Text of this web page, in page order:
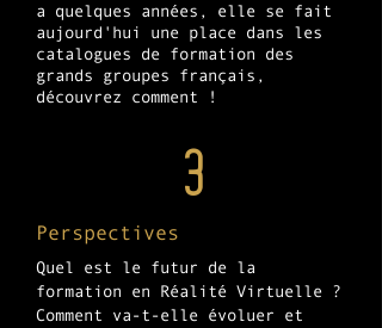
a quelques années, elle se fait
aujourd'hui une place dans les
catalogues de formation des
grands groupes français,
découvrez comment !
Quel est le futur de la
formation en Réalité Virtuelle ?
Comment va-t-elle évoluer et
Perspectives
3